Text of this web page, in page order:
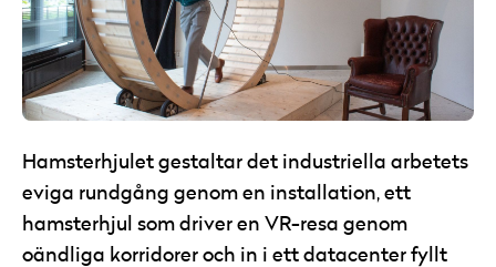
Hamsterhjulet gestaltar det industriella arbetets
eviga rundgång genom en installation, ett
hamsterhjul som driver en VR-resa genom
oändliga korridorer och in i ett datacenter fyllt